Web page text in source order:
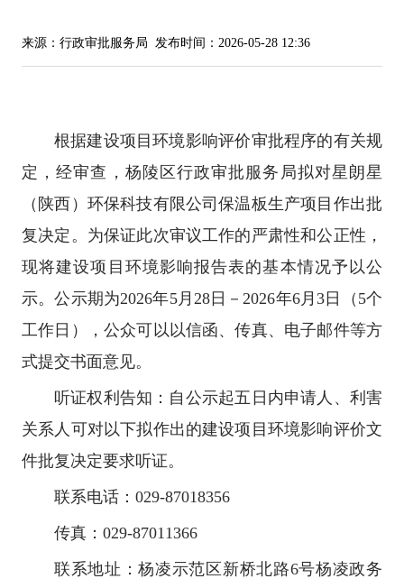
来源：行政审批服务局 发布时间：2026-05-28 12:36
根据建设项目环境影响评价审批程序的有关规
定，经审查，杨陵区行政审批服务局拟对星朗星
（陕西）环保科技有限公司保温板生产项目作出批
复决定。为保证此次审议工作的严肃性和公正性，
现将建设项目环境影响报告表的基本情况予以公
示。公示期为2026年5月28日－2026年6月3日（5个
工作日），公众可以以信函、传真、电子邮件等方
式提交书面意见。
听证权利告知：自公示起五日内申请人、利害
关系人可对以下拟作出的建设项目环境影响评价文
件批复决定要求听证。
联系电话：029-87018356
传真：029-87011366
联系地址：杨凌示范区新桥北路6号杨凌政务